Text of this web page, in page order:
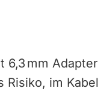
6,3 mm
im